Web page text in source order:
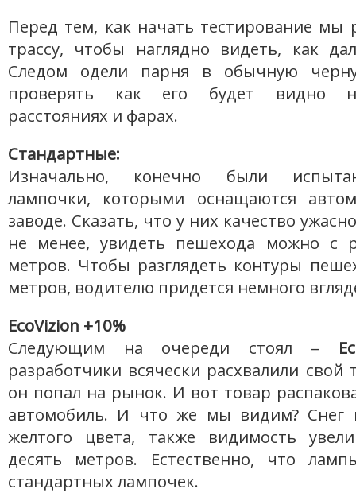
Перед тем, как начать тестирование мы
трассу, чтобы наглядно видеть, как
Следом одели парня в обычную
проверять как его будет видно
расстояниях и фарах.
Стандартные:
Изначально, конечно были
лампочки, которыми оснащаются
заводе. Сказать, что у них качество
не менее, увидеть пешехода можно с
метров. Чтобы разглядеть контуры
метров, водителю придется немного
EcoVizion +10%
Следующим на очереди стоял –
разработчики всячески расхвалили
он попал на рынок. И вот товар
автомобиль. И что же мы видим? Снег
желтого цвета, также видимость
десять метров. Естественно, что
стандартных лампочек.